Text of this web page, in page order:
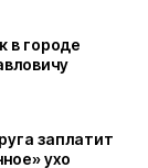
в городе
заплатит
ухо